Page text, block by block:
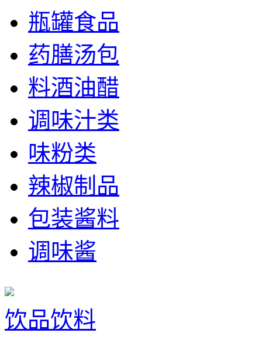
瓶罐食品
药膳汤包
料酒油醋
调味汁类
味粉类
辣椒制品
包装酱料
调味酱
饮品饮料